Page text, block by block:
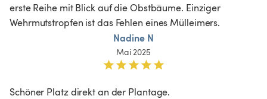
erste Reihe mit Blick auf die Obstbäume. Einziger
Wehrmutstropfen ist das Fehlen eines Mülleimers.
Nadine N
Mai 2025
Schöner Platz direkt an der Plantage.